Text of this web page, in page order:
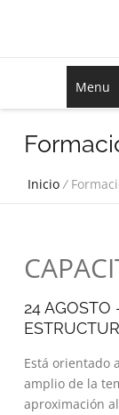
Menu
Inicio /
24 AGOSTO
Está orientado
amplio de la
aproximación